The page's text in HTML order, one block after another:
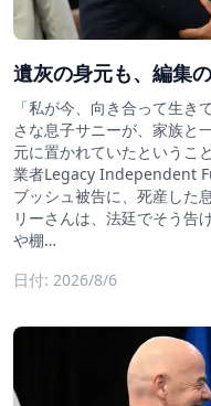
遺灰の身元も、編集
「私が今、向き合って生
さな息子サニーが、家族と
元に置かれていたというこ
業者Legacy Independent
ブッシュ被告に、死産した
リーさんは、法廷でそう告
や棚…
日付: 2026/8/6